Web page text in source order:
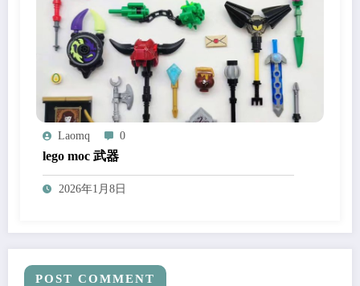
Laomq 0
lego moc 武器
2026年1月8日
POST COMMENT